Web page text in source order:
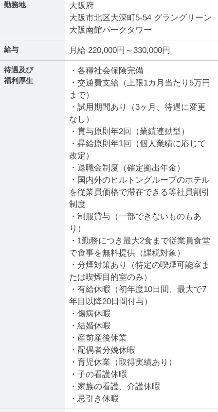
勤務地
大阪府
大阪市北区大深町5-54 グラングリーン
大阪南館パークタワー
給与 月給 220,000円～330,000円
待遇及び
福利厚生
・各種社会保険完備
・交通費支給（上限1カ月当たり5万円
まで）
・試用期間あり（3ヶ月、待遇に変更
なし）
・賞与原則年2回（業績連動型）
・昇給原則年1回（個人業績に応じて
改定）
・退職金制度（確定拠出年金）
・国内外のヒルトングループのホテル
を従業員価格で滞在できる等社員割引
制度
・制服貸与（一部できないものもあ
り）
・1勤務につき最大2食まで従業員食堂
で食事を無料提供（課税対象）
・分煙対策あり（特定の喫煙可能室ま
たは喫煙目的室のみ）
・有給休暇（初年度10日間、最大で7
年目以降20日間付与）
・傷病休暇
・結婚休暇
・産前産後休業
・配偶者分娩休暇
・育児休業（取得実績あり）
・子の看護休暇
・家族の看護、介護休暇
・忌引き休暇